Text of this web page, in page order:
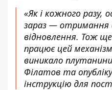
«Як і кожного разу,
зараз — отримання
відновлення. Тож
працює цей
виникало
Філатов та
інструкцію для